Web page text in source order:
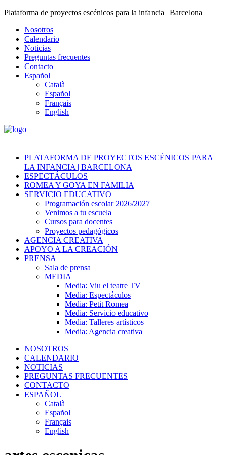
Plataforma de proyectos escénicos para la infancia | Barcelona
Nosotros
Calendario
Noticias
Preguntas frecuentes
Contacto
Español
Català
Español
Français
English
PLATAFORMA DE PROYECTOS ESCÉNICOS PARA
LA INFANCIA | BARCELONA
ESPECTÁCULOS
ROMEA Y GOYA EN FAMILIA
SERVICIO EDUCATIVO
Programación escolar 2026/2027
Venimos a tu escuela
Cursos para docentes
Proyectos pedagógicos
AGENCIA CREATIVA
APOYO A LA CREACIÓN
PRENSA
Sala de prensa
MEDIA
Media: Viu el teatre TV
Media: Espectáculos
Media: Petit Romea
Media: Servicio educativo
Media: Talleres artísticos
Media: Agencia creativa
NOSOTROS
CALENDARIO
NOTICIAS
PREGUNTAS FRECUENTES
CONTACTO
ESPAÑOL
Català
Español
Français
English